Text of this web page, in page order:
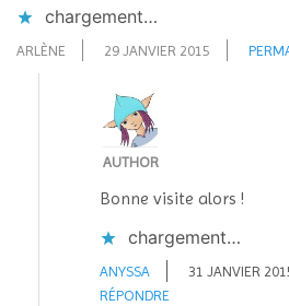
chargement…
ARLÈNE 29 JANVIER 2015
AUTHOR
Bonne visite alors !
chargement…
ANYSSA 31 JANVIER
RÉPONDRE